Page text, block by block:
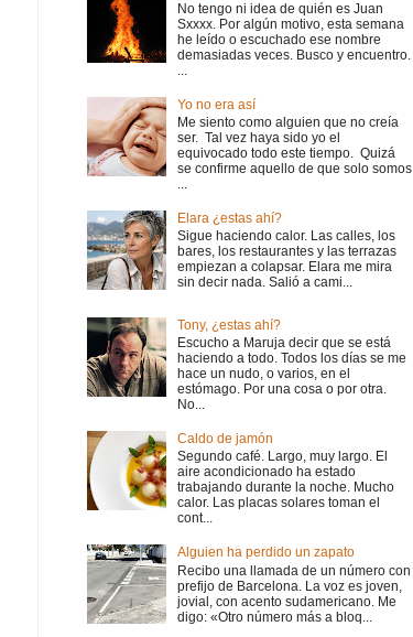
No tengo ni idea de quién es Juan
Sxxxx. Por algún motivo, esta semana
he leído o escuchado ese nombre
demasiadas veces. Busco y encuentro.
...
Yo no era así
Me siento como alguien que no creía
ser. Tal vez haya sido yo el
equivocado todo este tiempo. Quizá
se confirme aquello de que solo somos
...
Elara ¿estas ahí?
Sigue haciendo calor. Las calles, los
bares, los restaurantes y las terrazas
empiezan a colapsar. Elara me mira
sin decir nada. Salió a cami...
Tony, ¿estas ahí?
Escucho a Maruja decir que se está
haciendo a todo. Todos los días se me
hace un nudo, o varios, en el
estómago. Por una cosa o por otra.
No...
Caldo de jamón
Segundo café. Largo, muy largo. El
aire acondicionado ha estado
trabajando durante la noche. Mucho
calor. Las placas solares toman el
cont...
Alguien ha perdido un zapato
Recibo una llamada de un número con
prefijo de Barcelona. La voz es joven,
jovial, con acento sudamericano. Me
digo: «Otro número más a bloq...